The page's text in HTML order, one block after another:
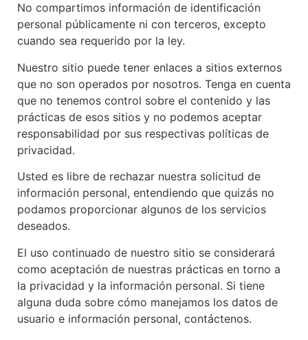
No compartimos información de identificación
personal públicamente ni con terceros, excepto
cuando sea requerido por la ley.
Nuestro sitio puede tener enlaces a sitios externos
que no son operados por nosotros. Tenga en cuenta
que no tenemos control sobre el contenido y las
prácticas de esos sitios y no podemos aceptar
responsabilidad por sus respectivas políticas de
privacidad.
Usted es libre de rechazar nuestra solicitud de
información personal, entendiendo que quizás no
podamos proporcionar algunos de los servicios
deseados.
El uso continuado de nuestro sitio se considerará
como aceptación de nuestras prácticas en torno a
la privacidad y la información personal. Si tiene
alguna duda sobre cómo manejamos los datos de
usuario e información personal, contáctenos.